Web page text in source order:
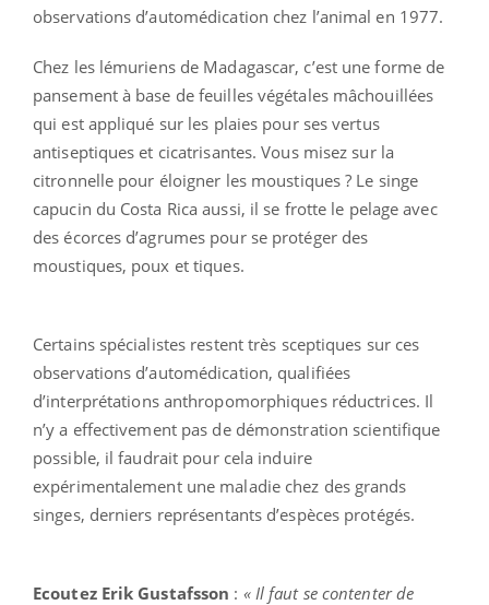
observations d’automédication chez l’animal en 1977.
Chez les lémuriens de Madagascar, c’est une forme de
pansement à base de feuilles végétales mâchouillées
qui est appliqué sur les plaies pour ses vertus
antiseptiques et cicatrisantes. Vous misez sur la
citronnelle pour éloigner les moustiques ? Le singe
capucin du Costa Rica aussi, il se frotte le pelage avec
des écorces d’agrumes pour se protéger des
moustiques, poux et tiques.
Certains spécialistes restent très sceptiques sur ces
observations d’automédication, qualifiées
d’interprétations anthropomorphiques réductrices. Il
n’y a effectivement pas de démonstration scientifique
possible, il faudrait pour cela induire
expérimentalement une maladie chez des grands
singes, derniers représentants d’espèces protégés.
Ecoutez Erik Gustafsson : « Il faut se contenter de